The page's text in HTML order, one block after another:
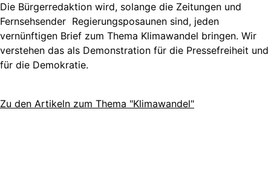
Die Bürgerredaktion wird, solange die Zeitungen und
Fernsehsender Regierungsposaunen sind, jeden
vernünftigen Brief zum Thema Klimawandel bringen. Wir
verstehen das als Demonstration für die Pressefreiheit und
für die Demokratie.
Zu den Artikeln zum Thema "Klimawandel"